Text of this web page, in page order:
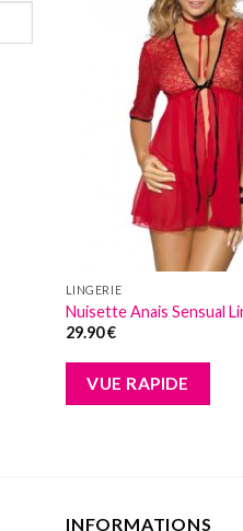
LINGERIE
Nuisette Anais Sensual
29.90€
VUE RAPIDE
INFORMATIONS